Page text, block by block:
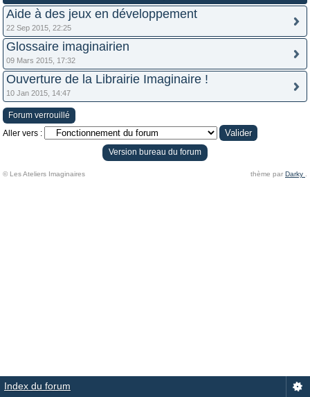
Aide à des jeux en développement
22 Sep 2015, 22:25
Glossaire imaginairien
09 Mars 2015, 17:32
Ouverture de la Librairie Imaginaire !
10 Jan 2015, 14:47
Forum verrouillé
Aller vers :
Version bureau du forum
© Les Ateliers Imaginaires thème par Darky
Index du forum